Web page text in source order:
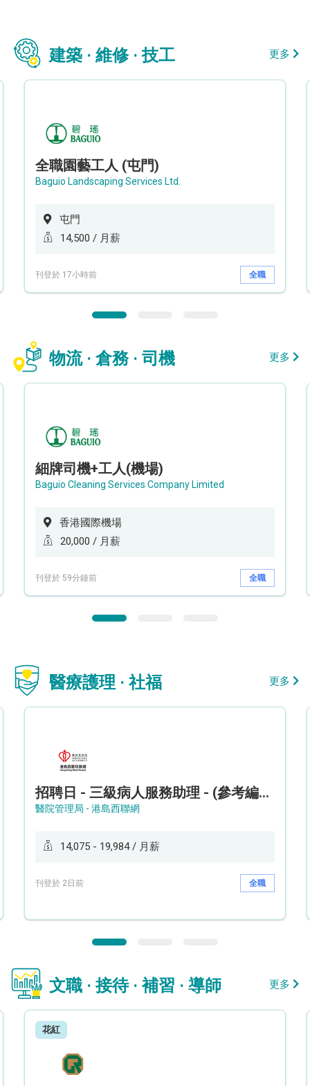
建築 · 維修 · 技工 更多
全職園藝工人 (屯門)
Baguio Landscaping Services Ltd.
屯門
14,500 / 月薪
刊登於 17小時前 全職
物流 · 倉務 · 司機 更多
細牌司機+工人(機場)
Baguio Cleaning Services Company Limited
香港國際機場
20,000 / 月薪
刊登於 59分鐘前 全職
醫療護理 · 社福 更多
招聘日 - 三級病人服務助理 - (參考編號: HKWCS260107)
醫院管理局 - 港島西聯網
14,075 - 19,984 / 月薪
刊登於 2日前 全職
文職 · 接待 · 補習 · 導師 更多
花紅